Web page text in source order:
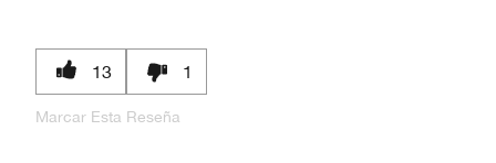
13 1
Marcar Esta Reseña